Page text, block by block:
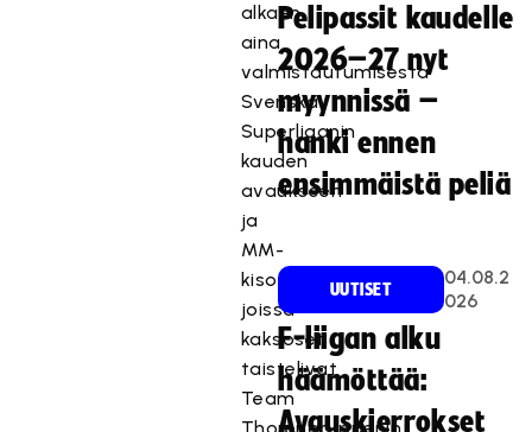
alkaen
aina
valmistautumisesta
Svenska
Superliganin
kauden
avaukseen
ja
MM-
kisoihin,
joissa
kaksoset
taistelivat
Team
Pelipassit kaudelle
2026–27 nyt
myynnissä –
hanki ennen
ensimmäistä peliä
UUTISET
04.08.2
026
F-liigan alku
häämöttää:
Avauskierrokset